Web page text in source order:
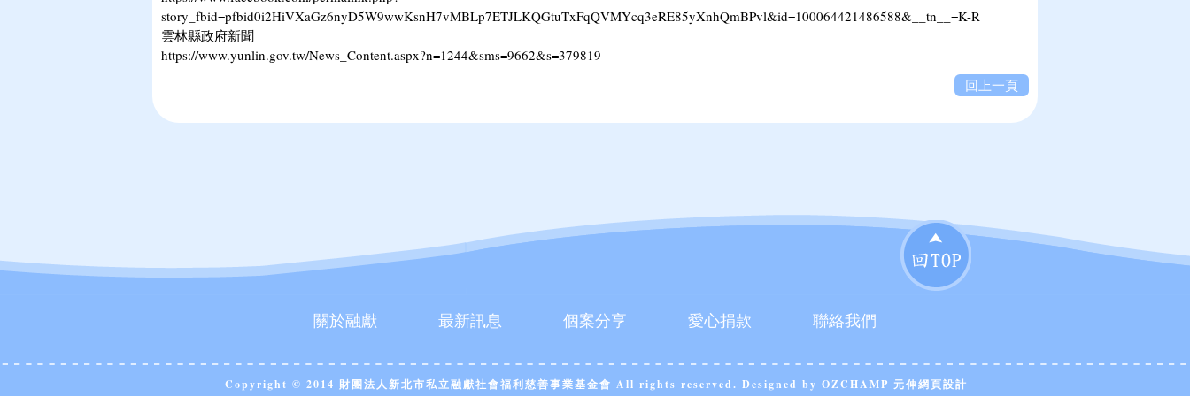
story_fbid=pfbid0i2HiVXaGz6nyD5W9wwKsnH7vMBLp7ETJLKQGtuTxFqQVMYcq3eRE85yXnhQmBPvl&id=100064421486588&__tn__=K-R
雲林縣政府新聞
https://www.yunlin.gov.tw/News_Content.aspx?n=1244&sms=9662&s=379819
回上一頁
關於融獻 最新訊息 個案分享 愛心捐款 聯絡我們
Copyright © 2014 財團法人新北市私立融獻社會福利慈善事業基金會 All rights reserved. Designed by OZCHAMP 元伸網頁設計